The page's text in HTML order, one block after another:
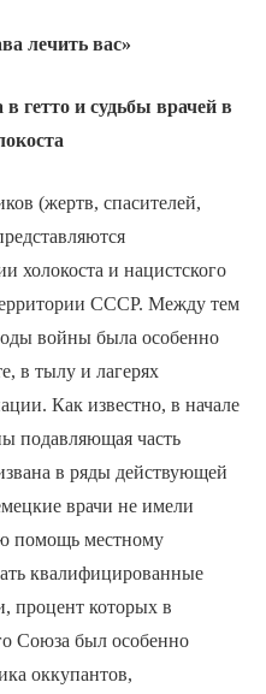
лечить вас»
гетто и судьбы врачей в
(жертв, спасителей,
холокоста и нацистского
СССР. Между тем
войны была особенно
в тылу и лагерях
Как известно, в начале
подавляющая часть
в ряды действующей
врачи не имели
помощь местному
квалифицированные
процент которых в
Союза был особенно
оккупантов,